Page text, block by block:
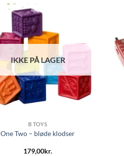
IKKE PÅ LAGER
B TOYS
One Two – bløde klodser
179,00kr.